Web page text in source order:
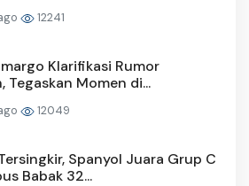
12241
Klarifikasi Rumor
Tegaskan Momen di...
12049
Spanyol Juara Grup C
Babak 32...